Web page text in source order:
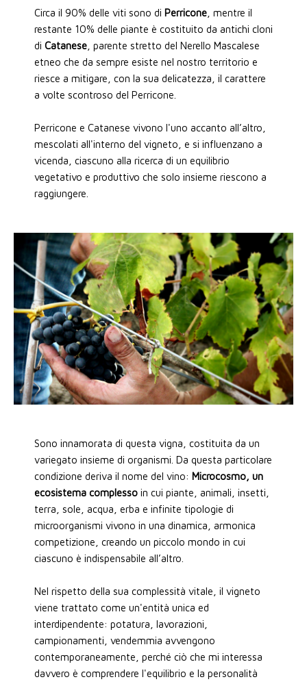
Circa il 90% delle viti sono di Perricone , mentre il
restante 10% delle piante è costituito da antichi cloni
di Catanese , parente stretto del Nerello Mascalese
etneo che da sempre esiste nel nostro territorio e
riesce a mitigare, con la sua delicatezza, il carattere
a volte scontroso del Perricone.
Perricone e Catanese vivono l'uno accanto all’altro,
mescolati all'interno del vigneto, e si influenzano a
vicenda, ciascuno alla ricerca di un equilibrio
vegetativo e produttivo che solo insieme riescono a
raggiungere.
Sono innamorata di questa vigna, costituita da un
variegato insieme di organismi. Da questa particolare
condizione deriva il nome del vino: Microcosmo, un
ecosistema complesso in cui piante, animali, insetti,
terra, sole, acqua, erba e infinite tipologie di
microorganismi vivono in una dinamica, armonica
competizione, creando un piccolo mondo in cui
ciascuno è indispensabile all’altro.
Nel rispetto della sua complessità vitale, il vigneto
viene trattato come un'entità unica ed
interdipendente: potatura, lavorazioni,
campionamenti, vendemmia avvengono
contemporaneamente, perché ciò che mi interessa
davvero è comprendere l'equilibrio e la personalità